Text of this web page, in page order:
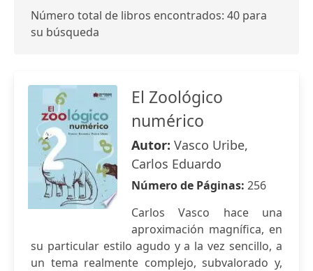
Número total de libros encontrados: 40 para
su búsqueda
El Zoológico
numérico
Autor: Vasco Uribe,
Carlos Eduardo
Número de Páginas: 256
Carlos Vasco hace una
aproximación magnífica, en
su particular estilo agudo y a la vez sencillo, a
un tema realmente complejo, subvalorado y,